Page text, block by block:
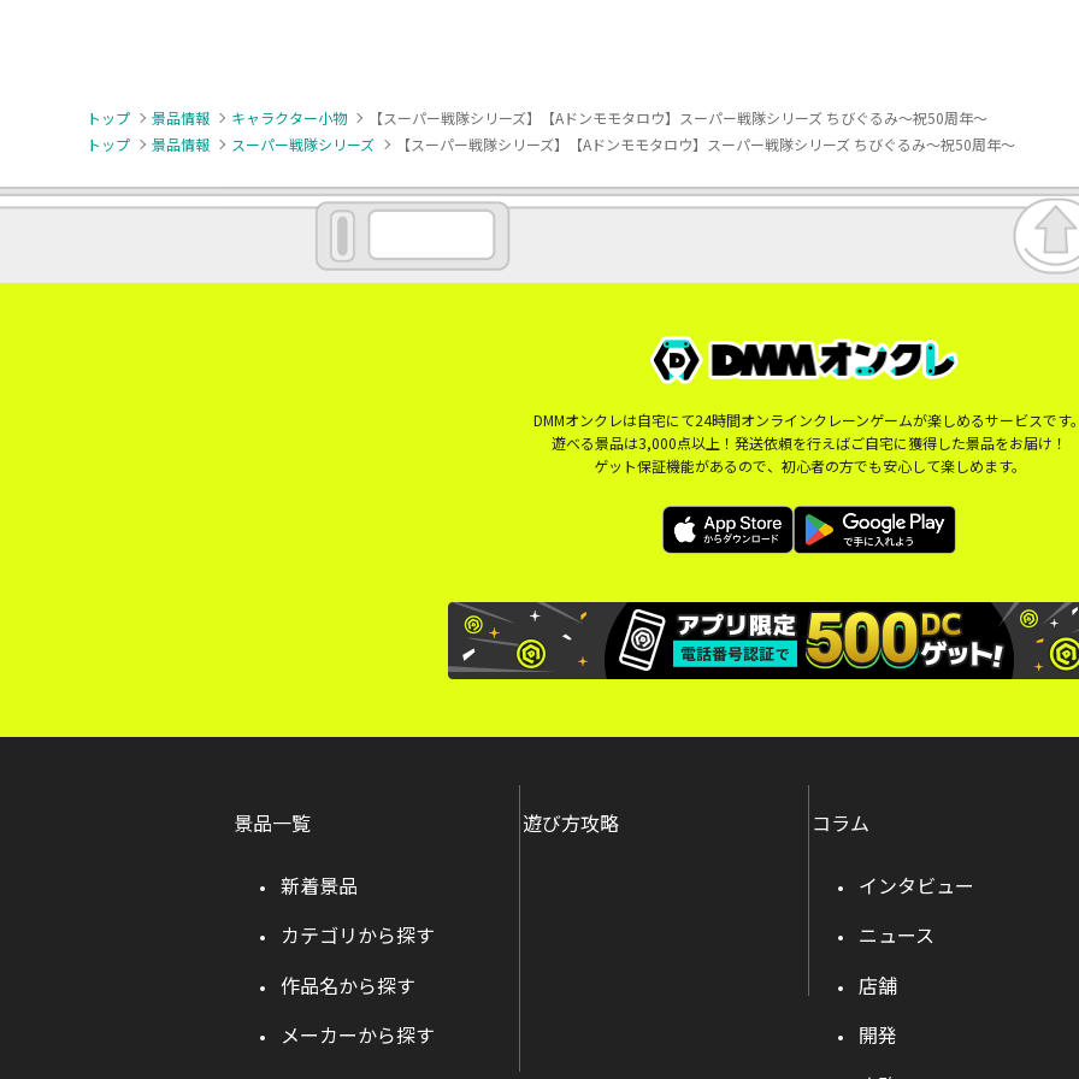
トップ 景品情報 キャラクター小物
【スーパー戦隊シリーズ】【Aドンモモタロウ】スーパー戦隊シリーズ ちびぐるみ～祝50周年～
トップ
景品情報 スーパー戦隊シリーズ 【スーパー戦隊シリーズ】【Aドンモモタロウ】スーパー戦隊シリーズ ちびぐるみ～祝50周年～
DMMオンクレは自宅にて24時間オンラインクレーンゲームが楽しめるサービスです
遊べる景品は3,000点以上！発送依頼を行えばご自宅に獲得した景品をお届け！
ゲット保証機能があるので、初心者の方でも安心して楽しめます。
景品一覧
新着景品
カテゴリから探す
作品名から探す
メーカーから探す
遊び方攻略 コラム
インタビュー
ニュース
店舗
開発